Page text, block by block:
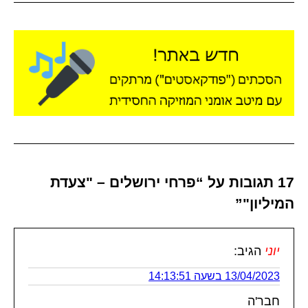
17 תגובות על “פרחי ירושלים – "צעדת
המיליון"”
יוני הגיב:
13/04/2023 בשעה 14:13:51
חבר'ה